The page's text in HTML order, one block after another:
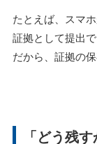
たとえば、スマ
証拠として提出
だから、証拠の
「どう残